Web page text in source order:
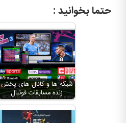
حتما بخوانید :
شبکه ها و کانال های پخش
زنده مسابقات فوتبال